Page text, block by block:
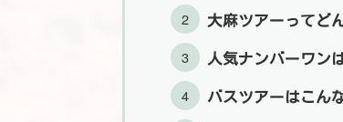
大麻ツアーってど
人気ナンバーワン
バスツアーはこん